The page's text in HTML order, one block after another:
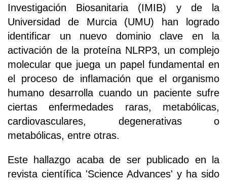
Investigación Biosanitaria (IMIB) y de la
Universidad de Murcia (UMU) han logrado
identificar un nuevo dominio clave en la
activación de la proteína NLRP3, un complejo
molecular que juega un papel fundamental en
el proceso de inflamación que el organismo
humano desarrolla cuando un paciente sufre
ciertas enfermedades raras, metabólicas,
cardiovasculares, degenerativas o
metabólicas, entre otras.
Este hallazgo acaba de ser publicado en la
revista científica 'Science Advances' y ha sido